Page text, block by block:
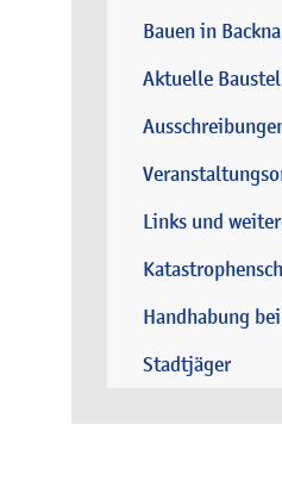
Bauen in
Aktuelle
Links und
Handhabung
Stadtjäger